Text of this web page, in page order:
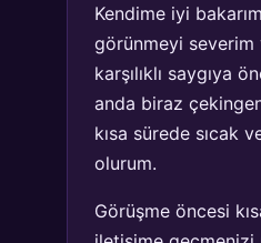
Kendime iyi
görünmeyi severim
karşılıklı saygıya
anda biraz
kısa sürede sıcak
olurum.
Görüşme öncesi